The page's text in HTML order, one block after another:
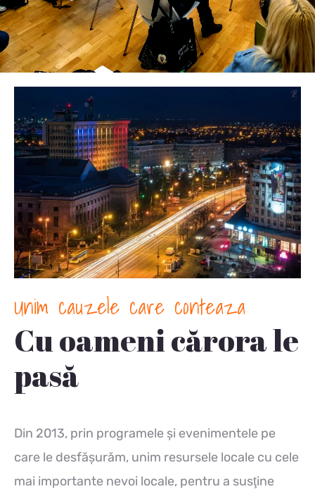
Unim cauzele care conteaza
Cu oameni cărora le
pasă
Din 2013, prin programele și evenimentele pe
care le desfășurăm, unim resursele locale cu cele
mai importante nevoi locale, pentru a susţine